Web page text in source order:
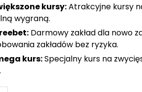
kursy:Atrakcyjne kursy
wygraną.
Darmowy zakład dla nowo
zakładów bez ryzyka.
kurs:Specjalny kurs na